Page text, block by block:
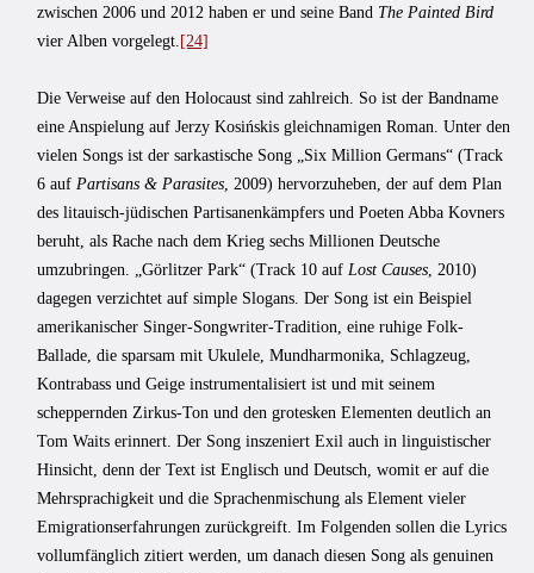
zwischen 2006 und 2012 haben er und seine Band The Painted Bird
vier Alben vorgelegt. [24]
Die Verweise auf den Holocaust sind zahlreich. So ist der Bandname
eine Anspielung auf Jerzy Kosińskis gleichnamigen Roman. Unter den
vielen Songs ist der sarkastische Song „Six Million Germans“ (Track
6 auf Partisans & Parasites , 2009) hervorzuheben, der auf dem Plan
des litauisch-jüdischen Partisanenkämpfers und Poeten Abba Kovners
beruht, als Rache nach dem Krieg sechs Millionen Deutsche
umzubringen. „Görlitzer Park“ (Track 10 auf Lost Causes , 2010)
dagegen verzichtet auf simple Slogans. Der Song ist ein Beispiel
amerikanischer Singer-Songwriter-Tradition, eine ruhige Folk-
Ballade, die sparsam mit Ukulele, Mundharmonika, Schlagzeug,
Kontrabass und Geige instrumentalisiert ist und mit seinem
scheppernden Zirkus-Ton und den grotesken Elementen deutlich an
Tom Waits erinnert. Der Song inszeniert Exil auch in linguistischer
Hinsicht, denn der Text ist Englisch und Deutsch, womit er auf die
Mehrsprachigkeit und die Sprachenmischung als Element vieler
Emigrationserfahrungen zurückgreift. Im Folgenden sollen die Lyrics
vollumfänglich zitiert werden, um danach diesen Song als genuinen